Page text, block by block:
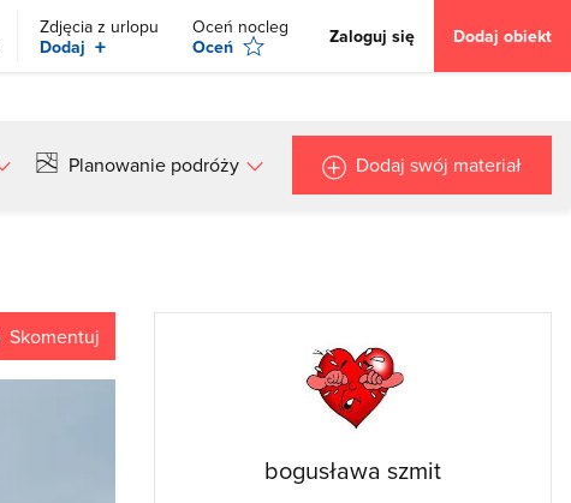
Zdjęcia z urlopu
Dodaj +
Oceń nocleg
Oceń
Zaloguj się Dodaj obiekt
Planowanie podróży Dodaj swój materiał
Skomentuj
bogusława szmit